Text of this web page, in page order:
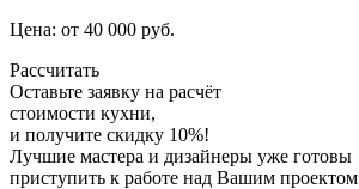
Цена: от 40 000 руб.
Рассчитать
Оставьте заявку на расчёт
стоимости кухни,
и получите скидку 10%!
Лучшие мастера и дизайнеры уже готовы
приступить к работе над Вашим проектом